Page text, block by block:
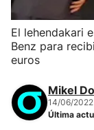
El lehendakari
Benz para
euros
Mikel
14/06/
Última